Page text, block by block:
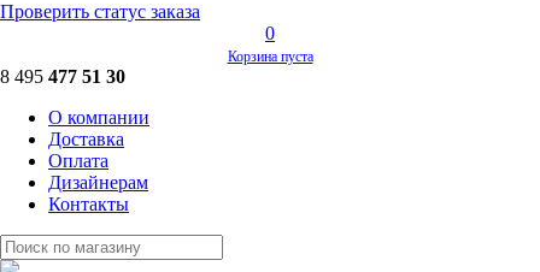
Проверить статус заказа
0
Корзина пуста
8 495 477 51 30
О компании
Доставка
Оплата
Дизайнерам
Контакты